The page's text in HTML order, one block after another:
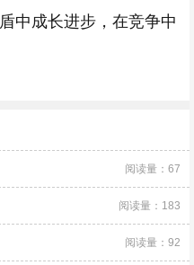
中成长进步，在竞争中
阅读量：67
阅读量：183
阅读量：92